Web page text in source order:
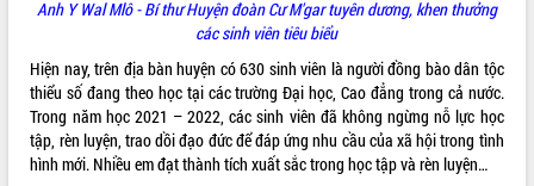
Anh Y Wal Mlô - Bí thư Huyện đoàn Cư M'gar tuyên dương, khen thưởng
các sinh viên tiêu biểu
Hiện nay, trên địa bàn huyện có 630 sinh viên là người đồng bào dân tộc
thiểu số đang theo học tại các trường Đại học, Cao đẳng trong cả nước.
Trong năm học 2021 – 2022, các sinh viên đã không ngừng nỗ lực học
tập, rèn luyện, trao dồi đạo đức để đáp ứng nhu cầu của xã hội trong tình
hình mới. Nhiều em đạt thành tích xuất sắc trong học tập và rèn luyện…